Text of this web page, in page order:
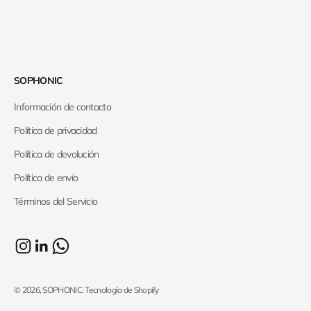
SOPHONIC
Información de contacto
Política de privacidad
Política de devolución
Política de envío
Términos del Servicio
© 2026, SOPHONIC.Tecnología de Shopify